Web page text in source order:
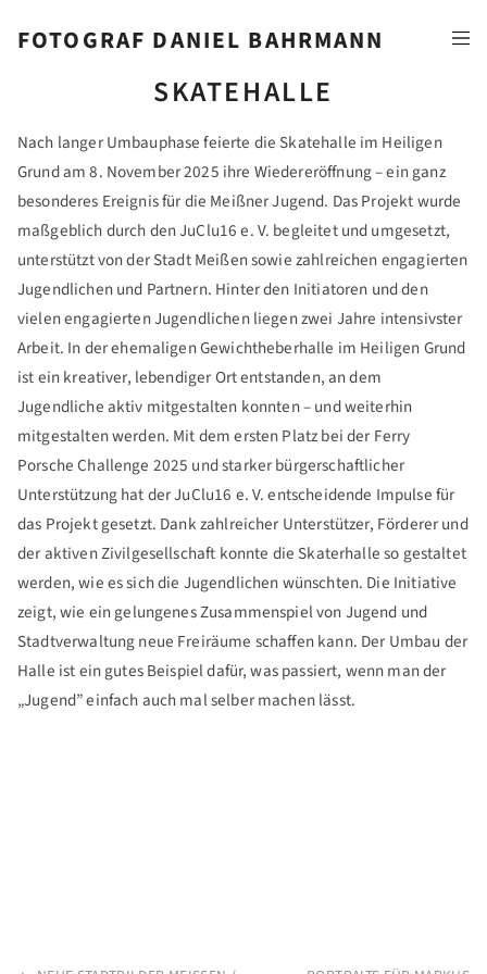
FOTOGRAF DANIEL BAHRMANN
SKATEHALLE
Nach langer Umbauphase feierte die Skatehalle im Heiligen
Grund am 8. November 2025 ihre Wiedereröffnung – ein ganz
besonderes Ereignis für die Meißner Jugend. Das Projekt wurde
maßgeblich durch den JuClu16 e. V. begleitet und umgesetzt,
unterstützt von der Stadt Meißen sowie zahlreichen engagierten
Jugendlichen und Partnern. Hinter den Initiatoren und den
vielen engagierten Jugendlichen liegen zwei Jahre intensivster
Arbeit. In der ehemaligen Gewichtheberhalle im Heiligen Grund
ist ein kreativer, lebendiger Ort entstanden, an dem
Jugendliche aktiv mitgestalten konnten – und weiterhin
mitgestalten werden. Mit dem ersten Platz bei der Ferry
Porsche Challenge 2025 und starker bürgerschaftlicher
Unterstützung hat der JuClu16 e. V. entscheidende Impulse für
das Projekt gesetzt. Dank zahlreicher Unterstützer, Förderer und
der aktiven Zivilgesellschaft konnte die Skaterhalle so gestaltet
werden, wie es sich die Jugendlichen wünschten. Die Initiative
zeigt, wie ein gelungenes Zusammenspiel von Jugend und
Stadtverwaltung neue Freiräume schaffen kann. Der Umbau der
Halle ist ein gutes Beispiel dafür, was passiert, wenn man der
„Jugend” einfach auch mal selber machen lässt.